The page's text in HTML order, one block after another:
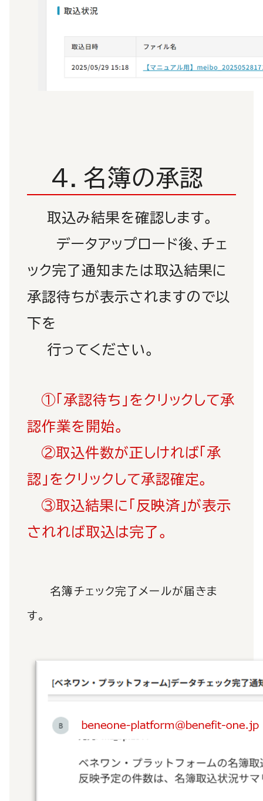
4．名簿の承認
取込み結果を確認します。
データアップロード後、チェ
ック完了通知または取込結果に
承認待ちが表示されますので以
下を
行ってください。
①「承認待ち」をクリックして承
認作業を開始。
②取込件数が正しければ「承
認」をクリックして承認確定。
③取込結果に「反映済」が表示
されれば取込は完了。
名簿チェック完了メールが届きま
す。